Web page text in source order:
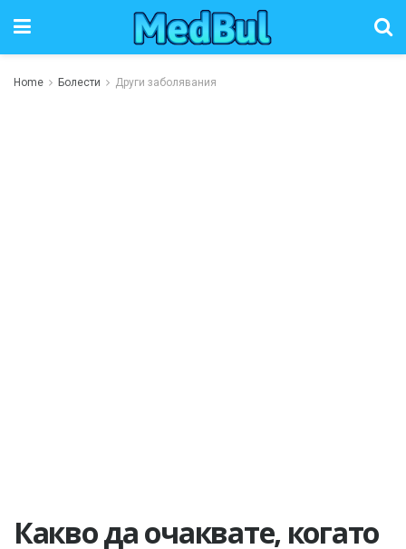
Home Болести Други заболявания
Какво да очаквате, когато